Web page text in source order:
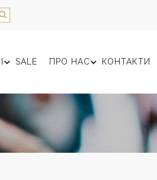
SALE ПРО НАС КОНТАКТИ